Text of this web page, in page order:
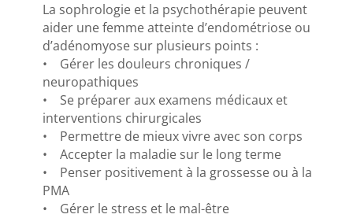
La sophrologie et la psychothérapie peuvent
aider une femme atteinte d’endométriose ou
d’adénomyose sur plusieurs points :
• Gérer les douleurs chroniques /
neuropathiques
• Se préparer aux examens médicaux et
interventions chirurgicales
• Permettre de mieux vivre avec son corps
• Accepter la maladie sur le long terme
• Penser positivement à la grossesse ou à la
PMA
• Gérer le stress et le mal-être